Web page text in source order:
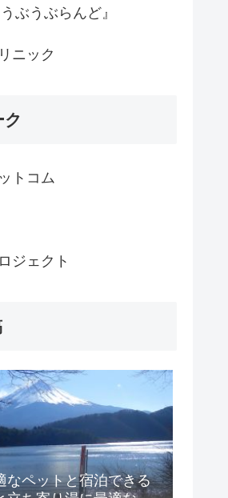
ぶうぶらんど』
ニック
トコム
ジェクト
なペットと宿泊できる